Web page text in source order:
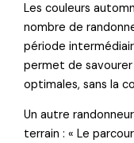
Les couleurs
nombre de
période
permet de
optimales, sans la
Un autre
terrain : « Le